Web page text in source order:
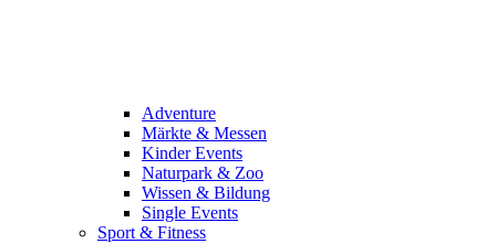
Adventure
Märkte & Messen
Kinder Events
Naturpark & Zoo
Wissen & Bildung
Single Events
Sport & Fitness